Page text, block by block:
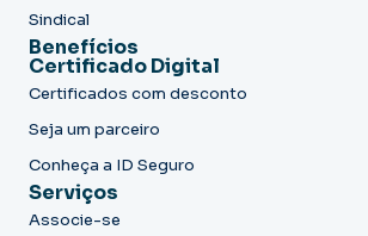
Sindical
Benefícios
Certificado Digital
Certificados com desconto
Seja um parceiro
Conheça a ID Seguro
Serviços
Associe-se